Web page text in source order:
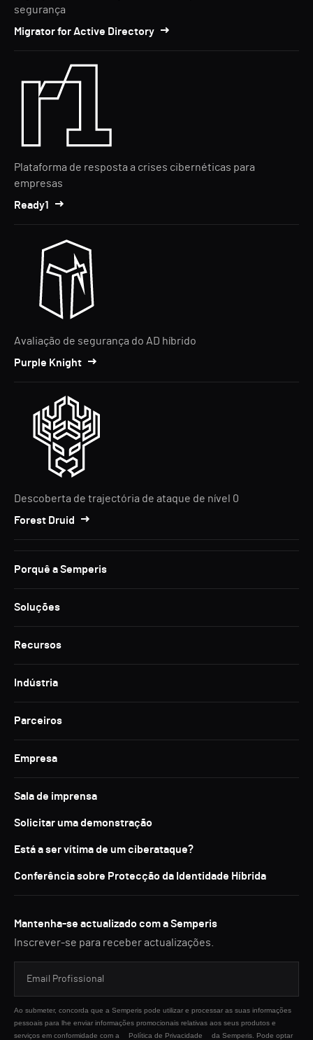
segurança
Migrator for Active Directory
Plataforma de resposta a crises cibernéticas para
empresas
Ready1
Avaliação de segurança do AD híbrido
Purple Knight
Descoberta de trajectória de ataque de nível 0
Forest Druid
Porquê a Semperis
Soluções
Recursos
Indústria
Parceiros
Empresa
Sala de imprensa
Solicitar uma demonstração
Está a ser vítima de um ciberataque?
Conferência sobre Protecção da Identidade Híbrida
Mantenha-se actualizado com a Semperis
Inscrever-se para receber actualizações.
Ao submeter, concorda que a Semperis pode utilizar e processar as suas informações
pessoais para lhe enviar informações promocionais relativas aos seus produtos e
serviços em conformidade com a
Política de Privacidade da Semperis. Pode optar